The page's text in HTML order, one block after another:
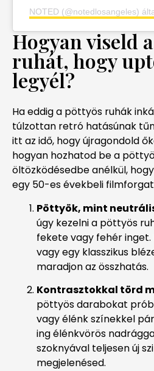
NOTED (@notedlosangeles)
Hogyan viseld
ruhát, hogy
legyél?
Ha eddig a pöttyös ruhák
túlzottan retró hatásúnak
itt az idő, hogy újragondold
hogyan hozhatod be a
öltözködésedbe anélkül,
egy 50-es évekbeli
Pöttyök, mint
úgy kezelni a pöttyös
fekete vagy fehér
vagy egy klasszikus
maradjon az összhatás.
Kontrasztokkal törd
pöttyös darabokat
vagy élénk színekkel
ing élénkvörös
szoknyával teljesen új
megjelenésed.